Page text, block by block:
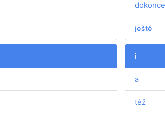
dokonce
ještě
i
a
též